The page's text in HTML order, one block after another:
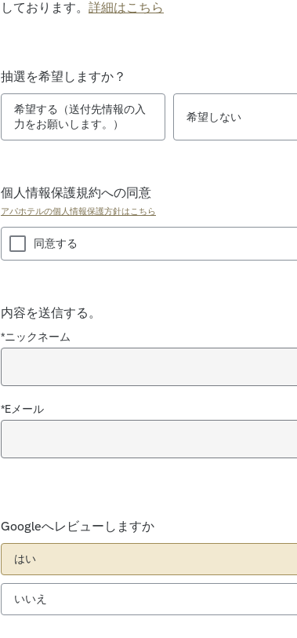
しております。 詳細はこちら
抽選を希望しますか？
必
須
希望する（送付先情報の入
力をお願いします。）
希望しない
個人情報保護規約への同意
アパホテルの個人情報保護方針はこちら
必
須
同意する
内容を送信する。
必
須
*ニックネーム
*Eメール
Googleへレビューしますか
はい
いいえ